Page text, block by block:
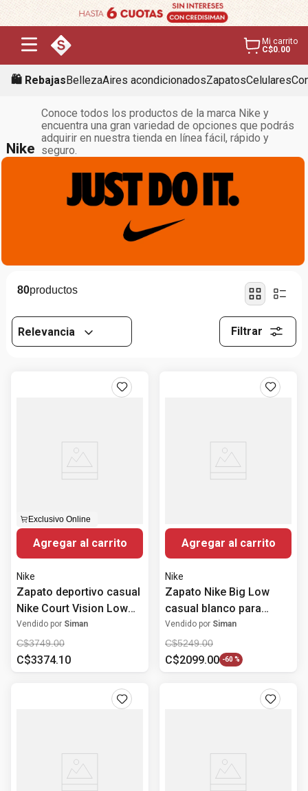
Mi carrito
C$0.00
🛍️ RebajasBellezaAires acondicionadosZapatosCelulares
Nike
Conoce todos los productos de la marca Nike y
encuentra una gran variedad de opciones que podrás
adquirir en nuestra tienda en línea fácil, rápido y
seguro.
80
Relevancia Filtrar
Exclusivo Online
Agregar al carrito
Nike
Zapato deportivo casual
Nike Court Vision Low
blanco para hombre
Vendido por Siman
C$3749.00
C$3374.10
Agregar al carrito
Nike
Zapato Nike Big Low
casual blanco para
hombre
Vendido por Siman
C$5249.00
C$2099.00 -60 %